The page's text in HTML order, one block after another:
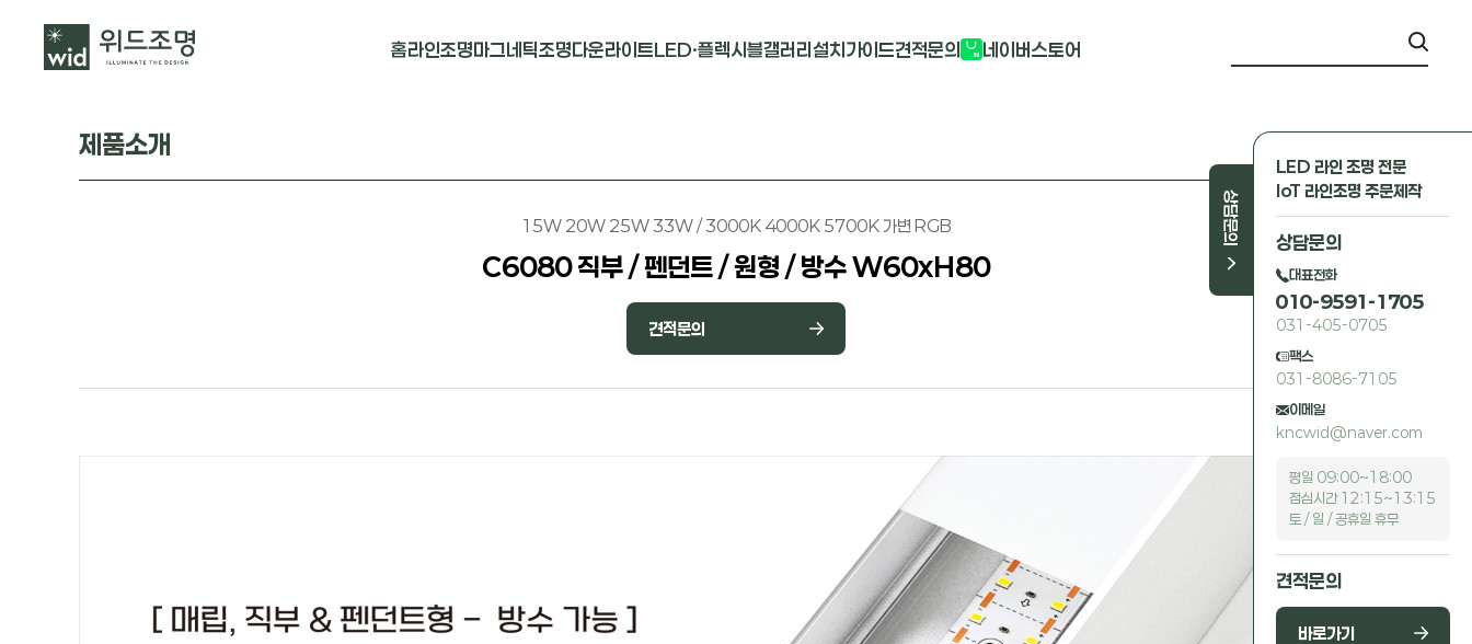
홈라인조명
펜던트
마그네틱조명
M2824R
다운라이트
사각 COB
LED·플렉시블
바리솔PCB
갤러리설치가이드견적문의 네이버스토어
상담문의
LED 라인 조명 전문
IoT 라인조명 주문제작
상담문의
대표전화
010-9591-1705
031-405-0705
팩스
031-8086-7105
이메일
kncwid@naver.com
평일 09:00~18:00
점심시간 12:15~13:15
토 / 일 / 공휴일 휴무
견적문의
바로가기
제품소개
15W 20W 25W 33W / 3000K 4000K 5700K 가변 RGB
C6080 직부 / 펜던트 / 원형 / 방수 W60xH80
견적문의